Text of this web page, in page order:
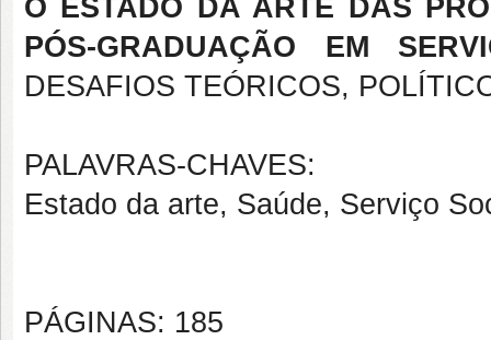
O ESTADO DA ARTE DAS
PÓS-GRADUAÇÃO EM
DESAFIOS TEÓRICOS,
PALAVRAS-CHAVES:
Estado da arte, Saúde, Serviço
PÁGINAS: 185